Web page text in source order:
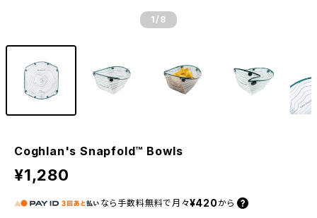
1 /8
Coghlan's Snapfold™ Bowls
¥1,280
なら 手数料無料で 月々¥420 から